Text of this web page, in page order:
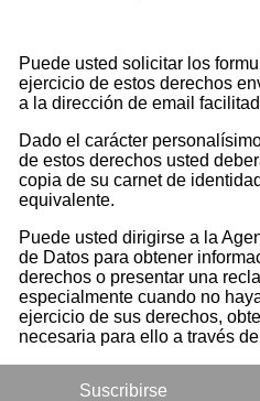
Puede usted solicitar los
ejercicio de estos derechos
a la dirección de email
Dado el carácter
de estos derechos usted
copia de su carnet de
equivalente.
Puede usted dirigirse a la
de Datos para obtener
derechos o presentar una
especialmente cuando no
ejercicio de sus derechos,
necesaria para ello a través
Suscribirse